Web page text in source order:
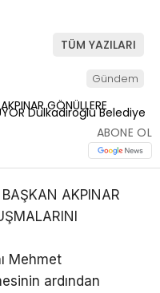
TÜM YAZILARI
Gündem
ABONE OL
AKPINAR
Mehmet
ardından